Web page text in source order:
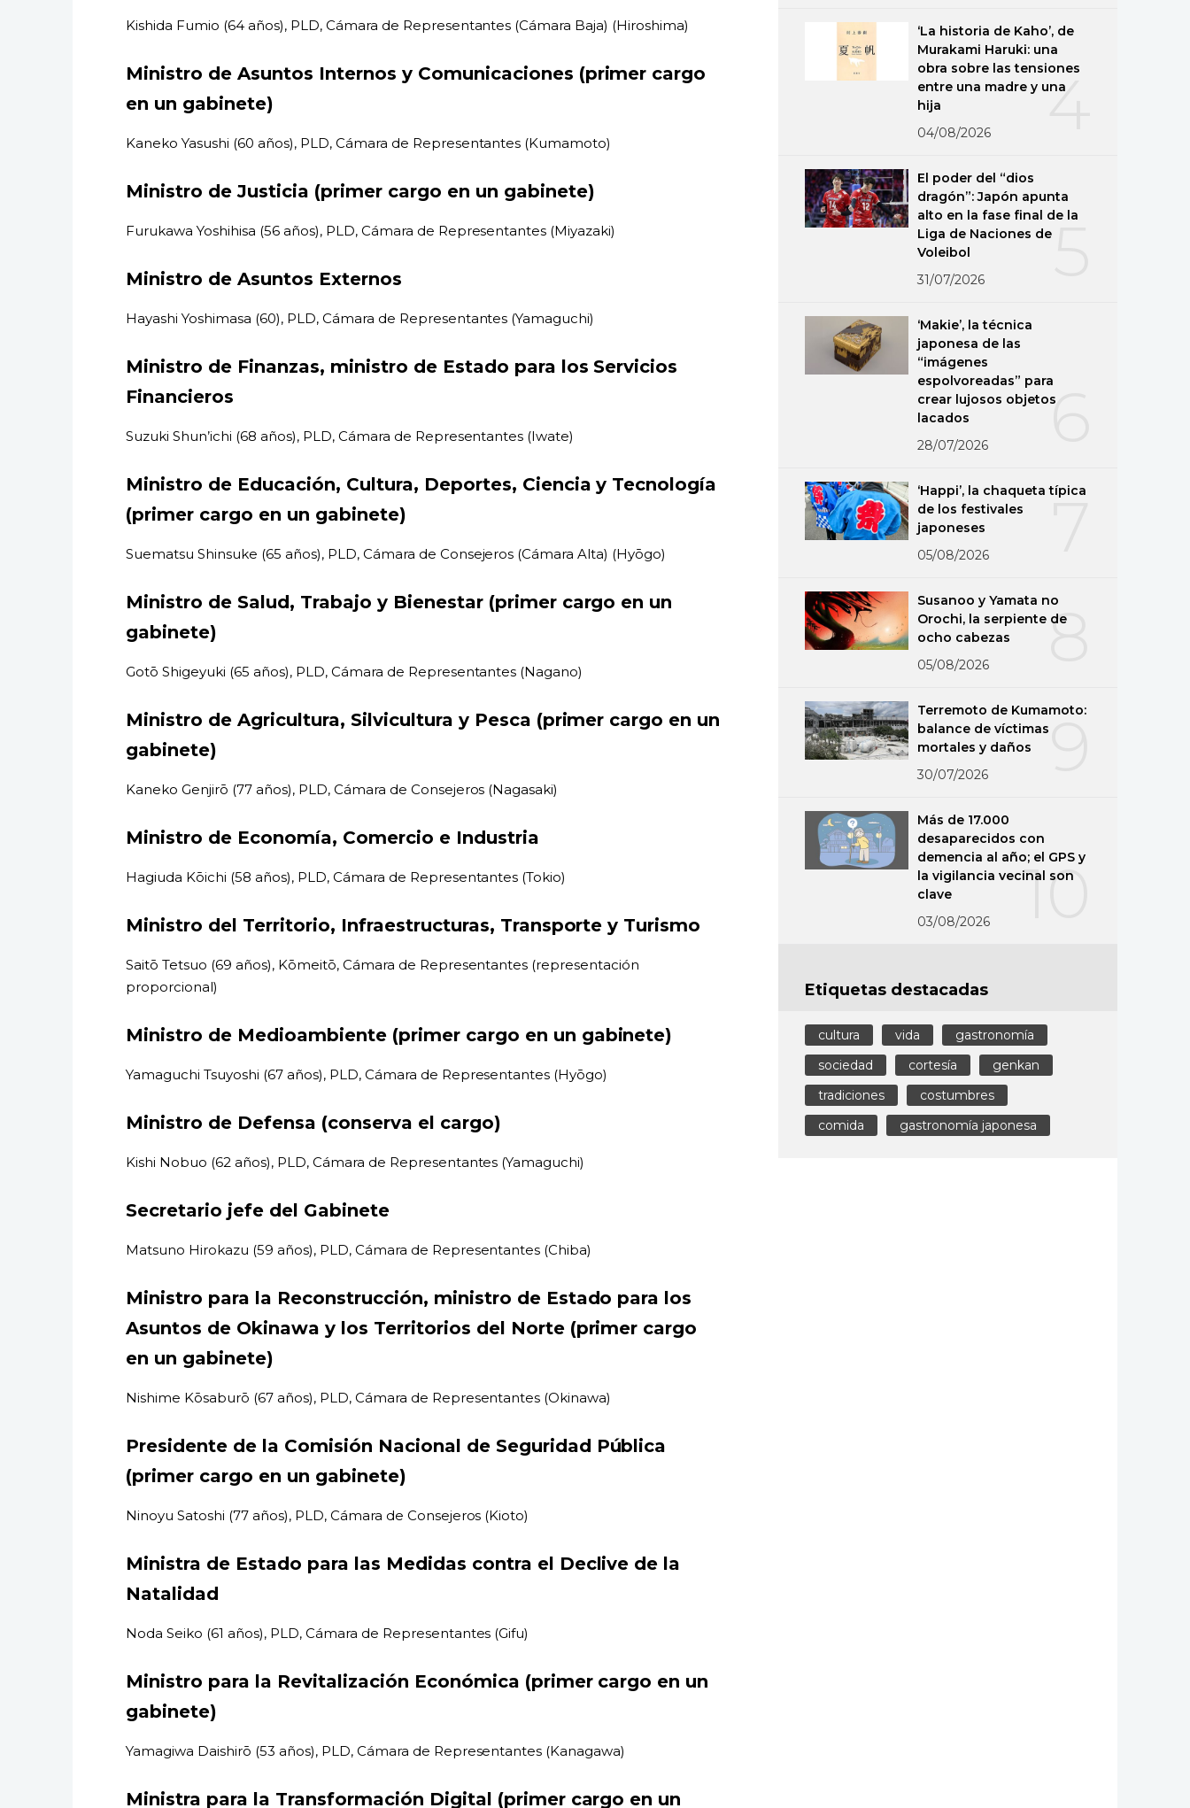
Kishida Fumio (64 años), PLD, Cámara de Representantes (Cámara Baja) (Hiroshima)
Ministro de Asuntos Internos y Comunicaciones (primer cargo
en un gabinete)
Kaneko Yasushi (60 años), PLD, Cámara de Representantes (Kumamoto)
Ministro de Justicia (primer cargo en un gabinete)
Furukawa Yoshihisa (56 años), PLD, Cámara de Representantes (Miyazaki)
Ministro de Asuntos Externos
Hayashi Yoshimasa (60), PLD, Cámara de Representantes (Yamaguchi)
Ministro de Finanzas, ministro de Estado para los Servicios
Financieros
Suzuki Shun’ichi (68 años), PLD, Cámara de Representantes (Iwate)
Ministro de Educación, Cultura, Deportes, Ciencia y Tecnología
(primer cargo en un gabinete)
Suematsu Shinsuke (65 años), PLD, Cámara de Consejeros (Cámara Alta) (Hyōgo)
Ministro de Salud, Trabajo y Bienestar (primer cargo en un
gabinete)
Gotō Shigeyuki (65 años), PLD, Cámara de Representantes (Nagano)
Ministro de Agricultura, Silvicultura y Pesca (primer cargo en un
gabinete)
Kaneko Genjirō (77 años), PLD, Cámara de Consejeros (Nagasaki)
Ministro de Economía, Comercio e Industria
Hagiuda Kōichi (58 años), PLD, Cámara de Representantes (Tokio)
Ministro del Territorio, Infraestructuras, Transporte y Turismo
Saitō Tetsuo (69 años), Kōmeitō, Cámara de Representantes (representación
proporcional)
Ministro de Medioambiente (primer cargo en un gabinete)
Yamaguchi Tsuyoshi (67 años), PLD, Cámara de Representantes (Hyōgo)
Ministro de Defensa (conserva el cargo)
Kishi Nobuo (62 años), PLD, Cámara de Representantes (Yamaguchi)
Secretario jefe del Gabinete
Matsuno Hirokazu (59 años), PLD, Cámara de Representantes (Chiba)
Ministro para la Reconstrucción, ministro de Estado para los
Asuntos de Okinawa y los Territorios del Norte (primer cargo
en un gabinete)
Nishime Kōsaburō (67 años), PLD, Cámara de Representantes (Okinawa)
Presidente de la Comisión Nacional de Seguridad Pública
(primer cargo en un gabinete)
Ninoyu Satoshi (77 años), PLD, Cámara de Consejeros (Kioto)
Ministra de Estado para las Medidas contra el Declive de la
Natalidad
Noda Seiko (61 años), PLD, Cámara de Representantes (Gifu)
Ministro para la Revitalización Económica (primer cargo en un
gabinete)
Yamagiwa Daishirō (53 años), PLD, Cámara de Representantes (Kanagawa)
Ministra para la Transformación Digital (primer cargo en un
4
‘La historia de Kaho’, de
Murakami Haruki: una
obra sobre las tensiones
entre una madre y una
hija
04/08/2026
El poder del “dios
dragón”: Japón apunta
alto en la fase final de la
Liga de Naciones de
Voleibol
31/07/2026
6
‘Makie’, la técnica
japonesa de las
“imágenes
espolvoreadas” para
crear lujosos objetos
lacados
28/07/2026
7
‘Happi’, la chaqueta típica
de los festivales
japoneses
05/08/2026
8
Susanoo y Yamata no
Orochi, la serpiente de
ocho cabezas
05/08/2026
Terremoto de Kumamoto:
balance de víctimas
mortales y daños
30/07/2026
10
Más de 17.000
desaparecidos con
demencia al año; el GPS y
la vigilancia vecinal son
clave
03/08/2026
Etiquetas destacadas
cultura vida
gastronomía
sociedad
cortesía
genkan
tradiciones
costumbres
comida
gastronomía japonesa